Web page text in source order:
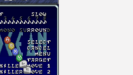
[GK] Roblox : l'action en
[GK] Agenda - GeForce
[LS] [PS5] ps5-y2jb-
[GK] Pourquoi Marvel